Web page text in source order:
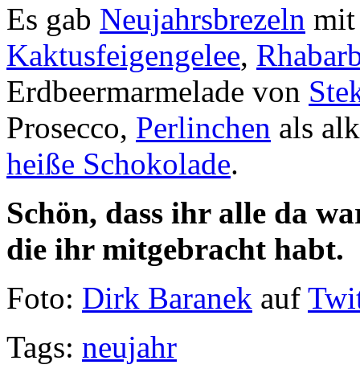
Es gab Neujahrsbrezeln
Kaktusfeigengelee,
Erdbeermarmelade von
Prosecco, Perlinchen als
heiße Schokolade.
Schön, dass ihr alle da
die ihr mitgebracht habt.
Foto: Dirk Baranek auf
Tags: neujahr